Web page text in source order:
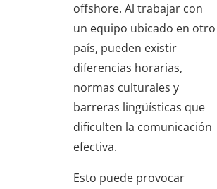
offshore. Al trabajar con
un equipo ubicado en otro
país, pueden existir
diferencias horarias,
normas culturales y
barreras lingüísticas que
dificulten la comunicación
efectiva.
Esto puede provocar